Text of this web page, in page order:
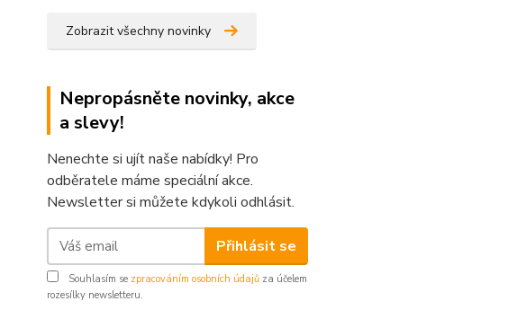
Zobrazit všechny novinky
Nepropásněte novinky, akce
a slevy!
Nenechte si ujít naše nabídky! Pro
odběratele máme speciální akce.
Newsletter si můžete kdykoli odhlásit.
Přihlásit se
Souhlasím se zpracováním osobních údajů za účelem
rozesílky newsletteru.